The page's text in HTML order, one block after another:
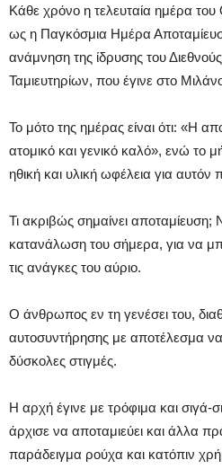
Κάθε χρόνο η τελευταία ημέρα του
ως η Παγκόσμια Ημέρα
ανάμνηση της ίδρυσης του
Ταμιευτηρίων, που έγινε στο
Το μότο της ημέρας είναι ότι: «Η
ατομικό και γενικό καλό», ενώ το
ηθική και υλική ωφέλεια για αυτόν
Τι ακριβώς σημαίνει αποταμίευση;
κατανάλωση του σήμερα, για να
τις ανάγκες του αύριο.
Ο άνθρωπος εν τη γενέσει του,
αυτοσυντήρησης με αποτέλεσμα
δύσκολες στιγμές.
Η αρχή έγινε με τρόφιμα και σιγά-
άρχισε να αποταμιεύει και άλλα
παράδειγμα ρούχα και κατόπιν